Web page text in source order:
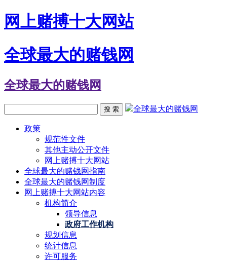
网上赌搏十大网站
全球最大的赌钱网
全球最大的赌钱网
搜 索 全球最大的赌钱网
政策
规范性文件
其他主动公开文件
网上赌搏十大网站
全球最大的赌钱网指南
全球最大的赌钱网制度
网上赌搏十大网站内容
机构简介
领导信息
政府工作机构
规划信息
统计信息
许可服务